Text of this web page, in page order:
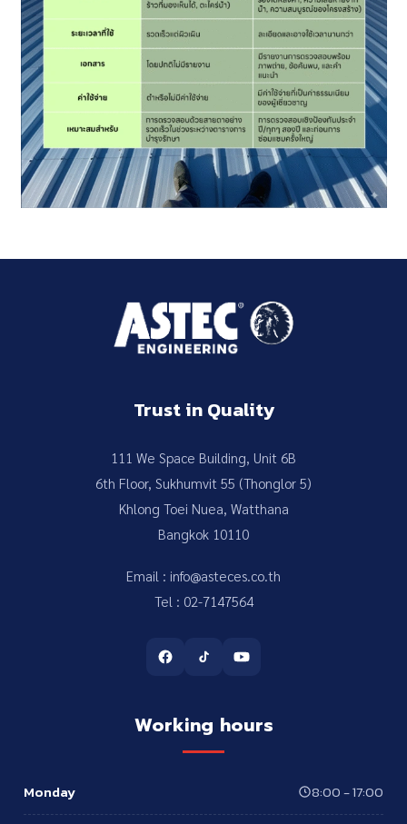
Trust in Quality
111 We Space Building, Unit 6B
6th Floor, Sukhumvit 55 (Thonglor 5)
Khlong Toei Nuea, Watthana
Bangkok 10110
Email : info@asteces.co.th
Tel : 02-7147564
Working hours
Monday 8:00 - 17:00